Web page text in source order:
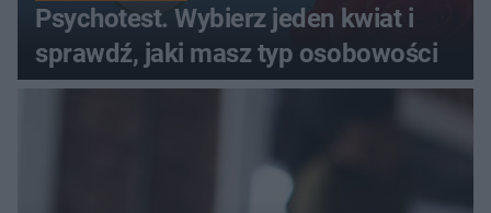
Psychotest. Wybierz jeden kwiat i
sprawdź, jaki masz typ osobowości